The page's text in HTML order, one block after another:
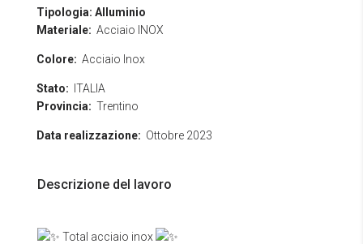
Tipologia: Alluminio
Materiale: Acciaio INOX
Colore: Acciaio Inox
Stato:
ITALIA
Provincia: Trentino
Data realizzazione: Ottobre 2023
Descrizione del lavoro
Total acciaio inox